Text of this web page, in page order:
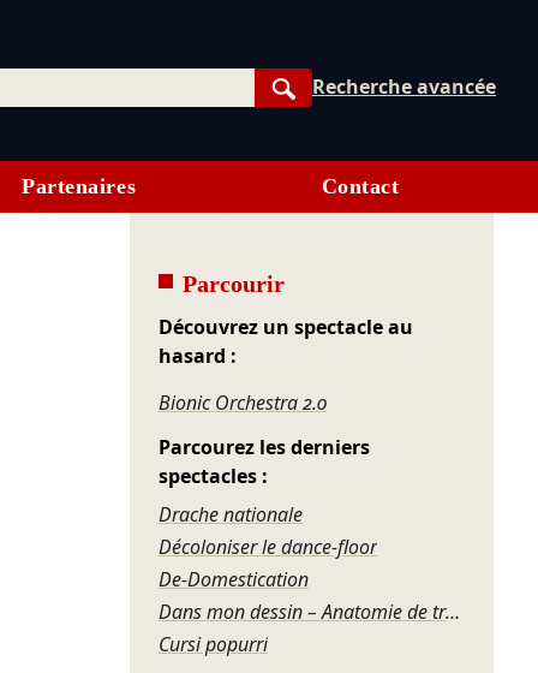
Rechercher
Recherche avancée
Partenaires Contact
Parcourir
Découvrez un spectacle au
hasard :
Bionic Orchestra 2.0
Parcourez les derniers
spectacles :
Drache nationale
Décoloniser le dance-floor
De-Domestication
Dans mon dessin – Anatomie de transition #1
Cursi popurrí